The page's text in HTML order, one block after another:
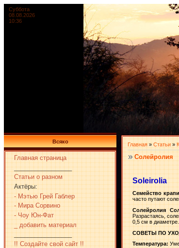
Суббота
08.08.2026
10:36
Всяко
Главная страница
Статьи о разном
Актёры:
- Мэтью Грей Габлер
- Мира Сорвино
- Чоу Юн-Фат
_ добавить материал
!! Создайте свой сайт !!
Главная » Статьи »
Солейролия
Soleirolia
Семейство
часто путают
Солейролия
Разрастаясь,
0,5 см в
СОВЕТЫ ПО
Температура: